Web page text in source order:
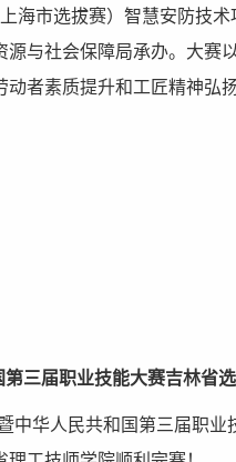
海市选拔赛）智慧安防技
与社会保障局承办。大赛
者素质提升和工匠精神弘
三届职业技能大赛吉林省
中华人民共和国第三届职业